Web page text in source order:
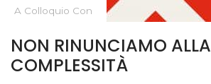
A Colloquio Con
NON RINUNCIAMO ALLA
COMPLESSITÀ